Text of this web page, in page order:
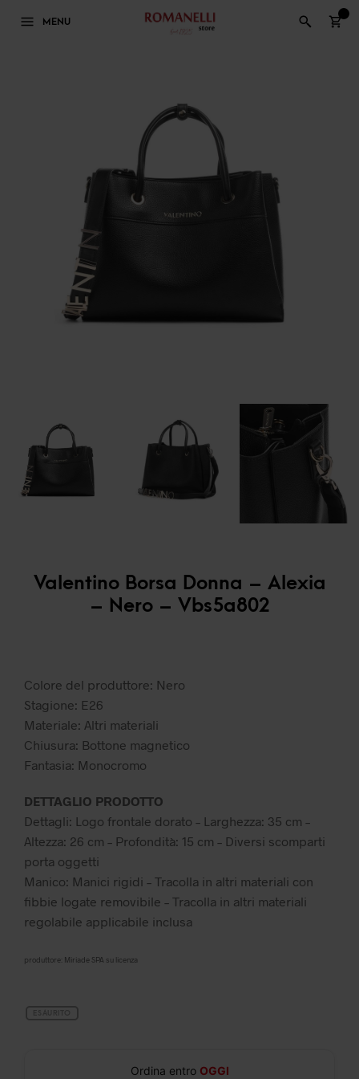
MENU
Valentino Borsa Donna – Alexia
– Nero – Vbs5a802
Colore del produttore: Nero
Stagione: E26
Materiale: Altri materiali
Chiusura: Bottone magnetico
Fantasia: Monocromo
DETTAGLIO PRODOTTO
Dettagli: Logo frontale dorato – Larghezza: 35 cm –
Altezza: 26 cm – Profondità: 15 cm – Diversi scomparti
porta oggetti
Manico: Manici rigidi – Tracolla in altri materiali con
fibbie logate removibile – Tracolla in altri materiali
regolabile applicabile inclusa
produttore: Miriade SPA su licenza
Ordina entro OGGI